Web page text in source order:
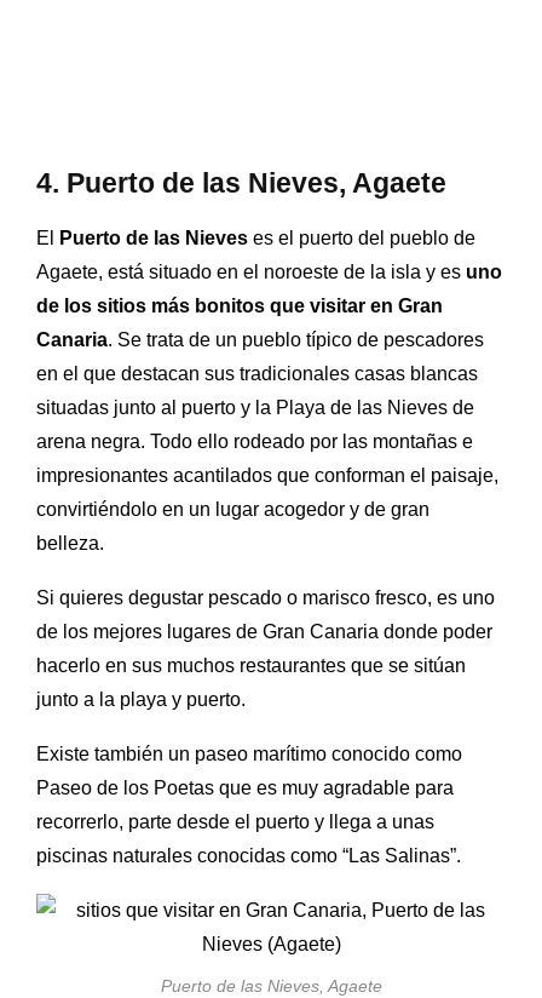
4. Puerto de las Nieves, Agaete
El Puerto de las Nieves es el puerto del pueblo de
Agaete, está situado en el noroeste de la isla y es uno
de los sitios más bonitos que visitar en Gran
Canaria. Se trata de un pueblo típico de pescadores
en el que destacan sus tradicionales casas blancas
situadas junto al puerto y la Playa de las Nieves de
arena negra. Todo ello rodeado por las montañas e
impresionantes acantilados que conforman el paisaje,
convirtiéndolo en un lugar acogedor y de gran
belleza.
Si quieres degustar pescado o marisco fresco, es uno
de los mejores lugares de Gran Canaria donde poder
hacerlo en sus muchos restaurantes que se sitúan
junto a la playa y puerto.
Existe también un paseo marítimo conocido como
Paseo de los Poetas que es muy agradable para
recorrerlo, parte desde el puerto y llega a unas
piscinas naturales conocidas como “Las Salinas”.
Puerto de las Nieves, Agaete